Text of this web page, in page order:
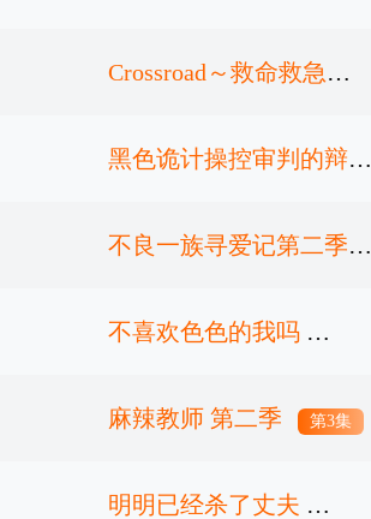
第4集
Crossroad～救命救急的
约定 第5集
黑色诡计操控审判的辩护
人 第3集
不良一族寻爱记第二季
第4集
不喜欢色色的我吗
第5集
麻辣教师 第二季 第3集
明明已经杀了丈夫